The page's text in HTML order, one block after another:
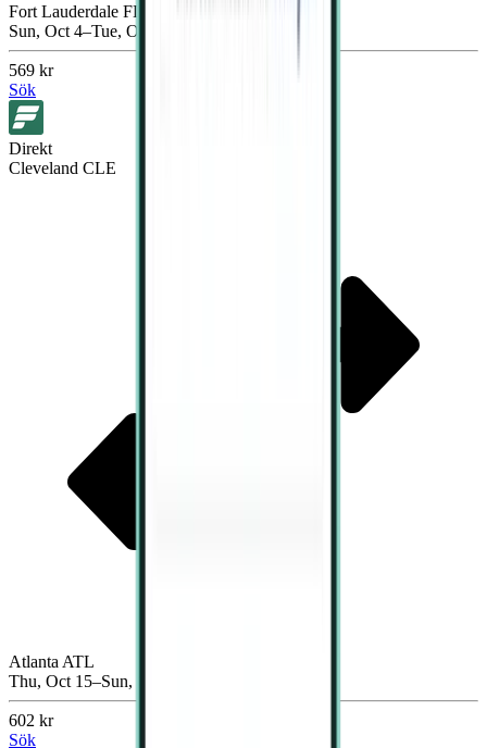
Fort Lauderdale FLL
Sun, Oct 4–Tue, Oct 6
569 kr
Sök
Direkt
Cleveland CLE
Atlanta ATL
Thu, Oct 15–Sun, Oct 18
602 kr
Sök